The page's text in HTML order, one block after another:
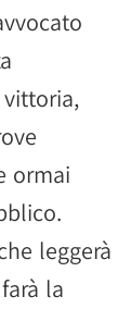
ormai
leggerà
la